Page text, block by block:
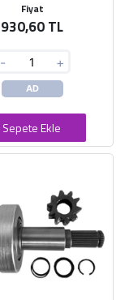
Fiyat
930,60 TL
- +
AD
Sepete Ekle